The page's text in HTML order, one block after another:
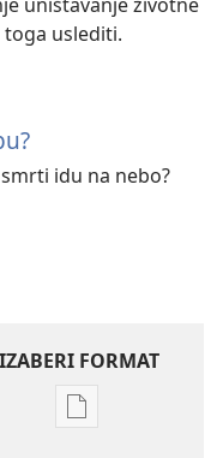
uslediti.
idu na nebo?
IZABERI FORMAT
Formati